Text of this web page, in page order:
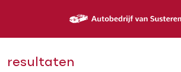
resultaten